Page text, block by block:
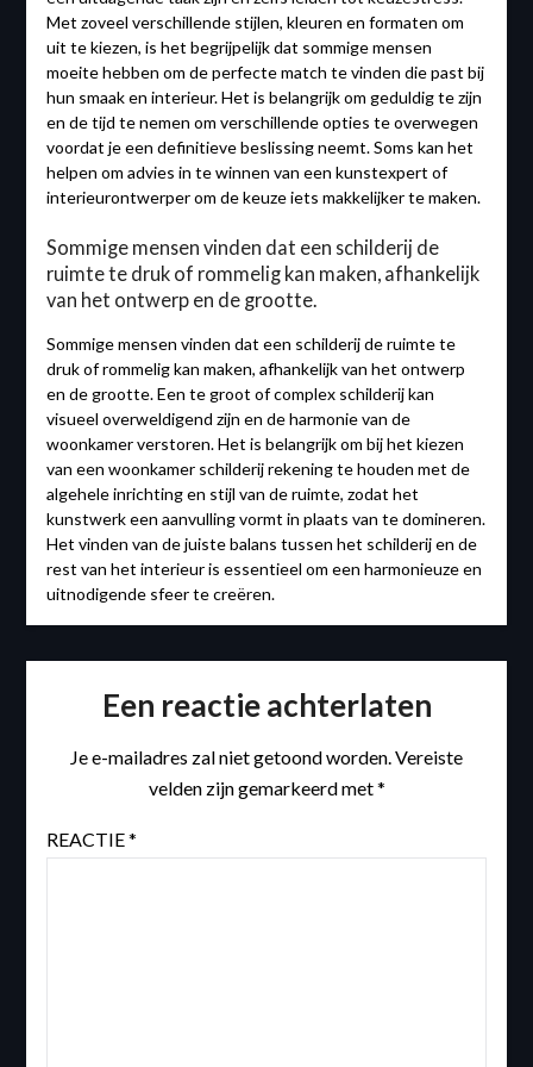
Met zoveel verschillende stijlen, kleuren en formaten om
uit te kiezen, is het begrijpelijk dat sommige mensen
moeite hebben om de perfecte match te vinden die past bij
hun smaak en interieur. Het is belangrijk om geduldig te zijn
en de tijd te nemen om verschillende opties te overwegen
voordat je een definitieve beslissing neemt. Soms kan het
helpen om advies in te winnen van een kunstexpert of
interieurontwerper om de keuze iets makkelijker te maken.
Sommige mensen vinden dat een schilderij de
ruimte te druk of rommelig kan maken, afhankelijk
van het ontwerp en de grootte.
Sommige mensen vinden dat een schilderij de ruimte te
druk of rommelig kan maken, afhankelijk van het ontwerp
en de grootte. Een te groot of complex schilderij kan
visueel overweldigend zijn en de harmonie van de
woonkamer verstoren. Het is belangrijk om bij het kiezen
van een woonkamer schilderij rekening te houden met de
algehele inrichting en stijl van de ruimte, zodat het
kunstwerk een aanvulling vormt in plaats van te domineren.
Het vinden van de juiste balans tussen het schilderij en de
rest van het interieur is essentieel om een harmonieuze en
uitnodigende sfeer te creëren.
Een reactie achterlaten
Je e-mailadres zal niet getoond worden.Vereiste
velden zijn gemarkeerd met*
REACTIE*